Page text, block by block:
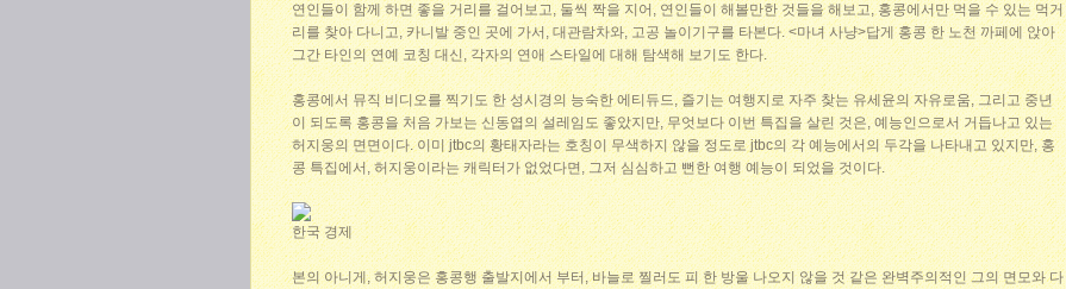
연인들이 함께 하면 좋을 거리를 걸어보고, 둘씩 짝을 지어, 연인들이 해볼만한 것들을 해보고, 홍콩에서만 먹을 수 있는 먹거
리를 찾아 다니고, 카니발 중인 곳에 가서, 대관람차와, 고공 놀이기구를 타본다. <마녀 사냥>답게 홍콩 한 노천 까페에 앉아
그간 타인의 연예 코칭 대신, 각자의 연애 스타일에 대해 탐색해 보기도 한다.
홍콩에서 뮤직 비디오를 찍기도 한 성시경의 능숙한 에티듀드, 즐기는 여행지로 자주 찾는 유세윤의 자유로움, 그리고 중년
이 되도록 홍콩을 처음 가보는 신동엽의 설레임도 좋았지만, 무엇보다 이번 특집을 살린 것은, 예능인으로서 거듭나고 있는
허지웅의 면면이다. 이미 jtbc의 황태자라는 호칭이 무색하지 않을 정도로 jtbc의 각 예능에서의 두각을 나타내고 있지만, 홍
콩 특집에서, 허지웅이라는 캐릭터가 없었다면, 그저 심심하고 뻔한 여행 예능이 되었을 것이다.
한국 경제
본의 아니게, 허지웅은 홍콩행 출발지에서 부터, 바늘로 찔러도 피 한 방울 나오지 않을 것 같은 완벽주의적인 그의 면모와 다